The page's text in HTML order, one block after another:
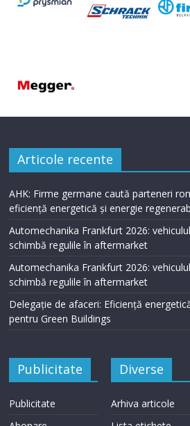
Articole recente
AHK: Firme germane caută parteneri
eficiență energetică și energie
Automechanika Frankfurt 2026:
schimbă regulile în aftermarket
Automechanika Frankfurt 2026:
schimbă regulile în aftermarket
Delegație de afaceri: Eficiență
pentru Green Buildings
Publicitate
Publicitate
Diverse
Arhiva articole